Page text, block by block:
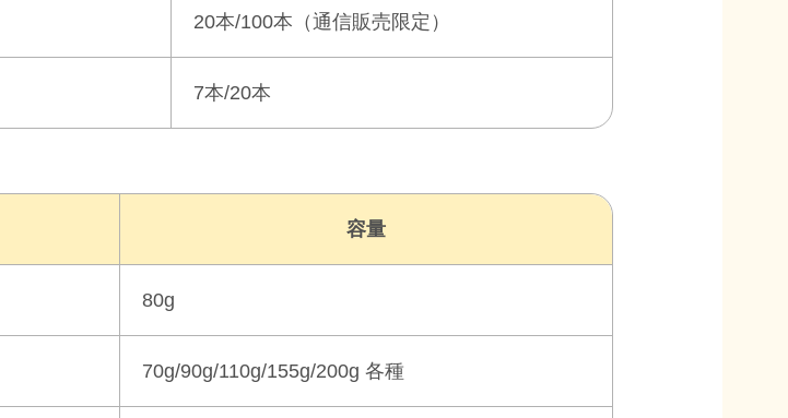
20本/100本 （通信販売限定）
7本/20本
容量
80g
70g/90g/110g/155g/200g 各種